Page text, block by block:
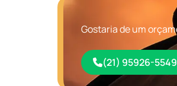
Gostaria de um
(21) 95926-5549